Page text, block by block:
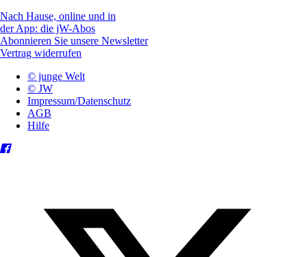
Nach Hause, online und in
der App: die jW-Abos
Abonnieren Sie unsere Newsletter
Vertrag widerrufen
© junge Welt
© JW
Impressum/Datenschutz
AGB
Hilfe